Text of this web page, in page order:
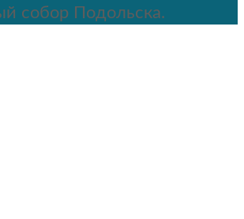
собор Подольска.